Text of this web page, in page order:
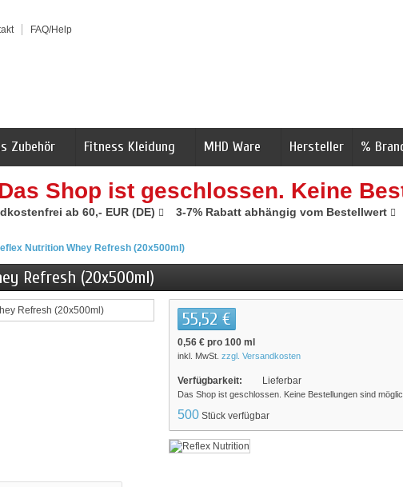
FAQ/Help
Zubehör Fitness Kleidung MHD Ware Hersteller %
Shop ist geschlossen. Keine
ab 60,- EUR (DE) 3-7% Rabatt abhängig vom Bestellwert
Nutrition Whey Refresh (20x500ml)
Refresh (20x500ml)
55,52 €
0,56 € pro 100 ml
inkl. MwSt. zzgl. Versandkosten
Verfügbarkeit: Lieferbar
Das Shop ist geschlossen. Keine Bestellungen sind
500 Stück verfügbar